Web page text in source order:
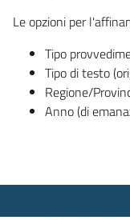
Le opzioni per
Tipo
Tipo di testo
Regione/
Anno (di